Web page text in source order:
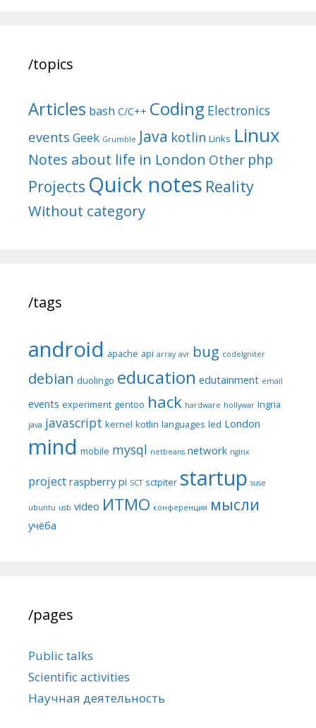
/topics
Articles bash C/C++ Coding Electronics
events Geek Grumble Java kotlin Links Linux
Notes about life in London Other php
Projects Quick notes Reality
Without category
/tags
android apache api array avr bug codeIgniter
debian duolingo education edutainment email
events experiment gentoo hack hardware hollywar Ingria
java javascript kernel kotlin languages led London
mind mobile mysql netbeans network nginx
project raspberry pi SCT sctpiter startup suse
ubuntu usb video ИТМО конференция мысли
учёба
/pages
Public talks
Scientific activities
Научная деятельность